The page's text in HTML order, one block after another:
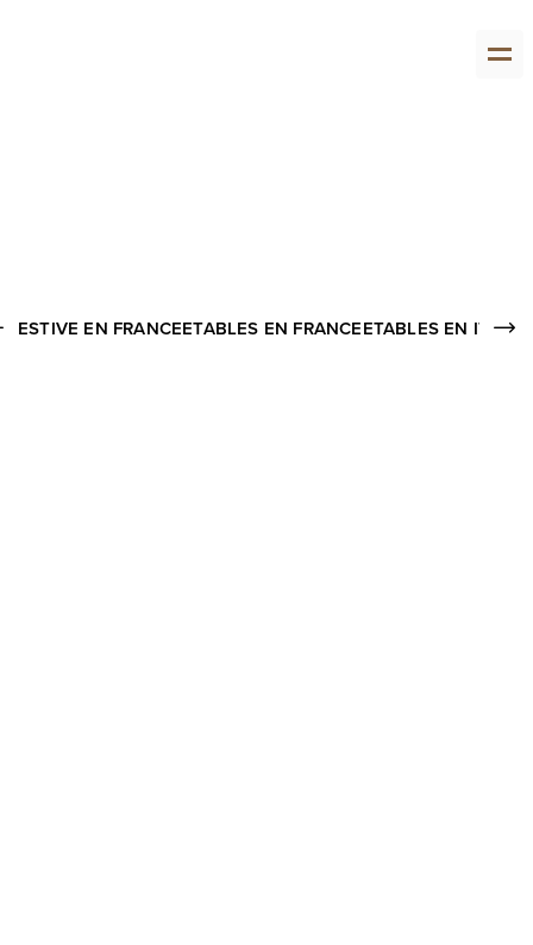
ESTIVE EN FRANCEETABLES EN FRANCEETABLES EN ITALIE